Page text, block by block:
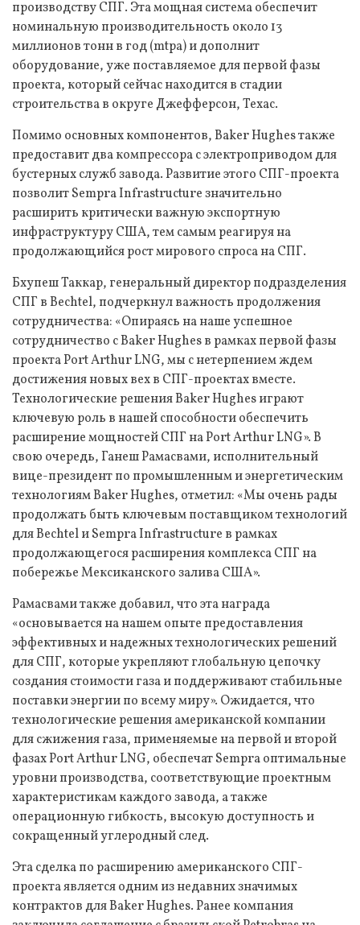
производству СПГ. Эта мощная система обеспечит
номинальную производительность около 13
миллионов тонн в год (mtpa) и дополнит
оборудование, уже поставляемое для первой фазы
проекта, который сейчас находится в стадии
строительства в округе Джефферсон, Техас.
Помимо основных компонентов, Baker Hughes также
предоставит два компрессора с электроприводом для
бустерных служб завода. Развитие этого СПГ-проекта
позволит Sempra Infrastructure значительно
расширить критически важную экспортную
инфраструктуру США, тем самым реагируя на
продолжающийся рост мирового спроса на СПГ.
Бхупеш Таккар, генеральный директор подразделения
СПГ в Bechtel, подчеркнул важность продолжения
сотрудничества: «Опираясь на наше успешное
сотрудничество с Baker Hughes в рамках первой фазы
проекта Port Arthur LNG, мы с нетерпением ждем
достижения новых вех в СПГ-проектах вместе.
Технологические решения Baker Hughes играют
ключевую роль в нашей способности обеспечить
расширение мощностей СПГ на Port Arthur LNG». В
свою очередь, Ганеш Рамасвами, исполнительный
вице-президент по промышленным и энергетическим
технологиям Baker Hughes, отметил: «Мы очень рады
продолжать быть ключевым поставщиком технологий
для Bechtel и Sempra Infrastructure в рамках
продолжающегося расширения комплекса СПГ на
побережье Мексиканского залива США».
Рамасвами также добавил, что эта награда
«основывается на нашем опыте предоставления
эффективных и надежных технологических решений
для СПГ, которые укрепляют глобальную цепочку
создания стоимости газа и поддерживают стабильные
поставки энергии по всему миру». Ожидается, что
технологические решения американской компании
для сжижения газа, применяемые на первой и второй
фазах Port Arthur LNG, обеспечат Sempra оптимальные
уровни производства, соответствующие проектным
характеристикам каждого завода, а также
операционную гибкость, высокую доступность и
сокращенный углеродный след.
Эта сделка по расширению американского СПГ-
проекта является одним из недавних значимых
контрактов для Baker Hughes. Ранее компания